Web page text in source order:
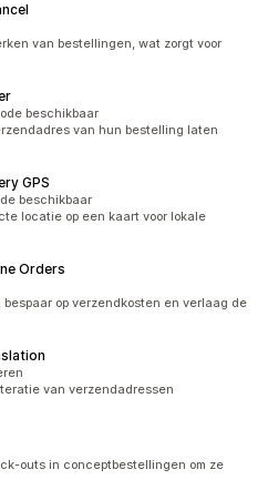
van bestellingen, wat zorgt voor
beschikbaar
van hun bestelling laten
GPS
beschikbaar
locatie op een kaart voor lokale
Orders
op verzendkosten en verlaag de
van verzendadressen
outs in conceptbestellingen om ze